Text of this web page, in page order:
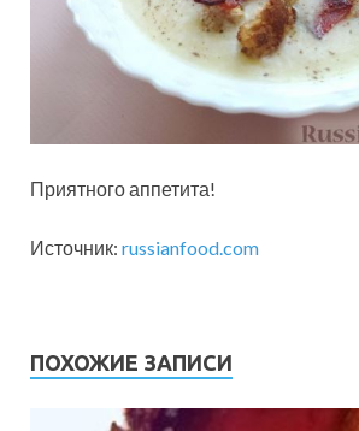
Приятного аппетита!
Источник: russianfood.com
ПОХОЖИЕ ЗАПИСИ